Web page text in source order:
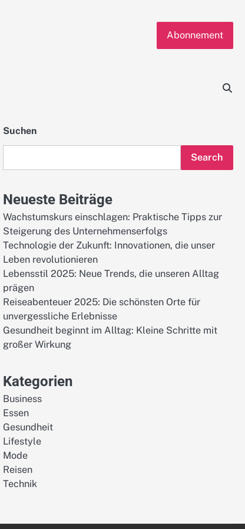
Abonnement
Suchen
Search
Neueste Beiträge
Wachstumskurs einschlagen: Praktische Tipps zur
Steigerung des Unternehmenserfolgs
Technologie der Zukunft: Innovationen, die unser
Leben revolutionieren
Lebensstil 2025: Neue Trends, die unseren Alltag
prägen
Reiseabenteuer 2025: Die schönsten Orte für
unvergessliche Erlebnisse
Gesundheit beginnt im Alltag: Kleine Schritte mit
großer Wirkung
Kategorien
Business
Essen
Gesundheit
Lifestyle
Mode
Reisen
Technik